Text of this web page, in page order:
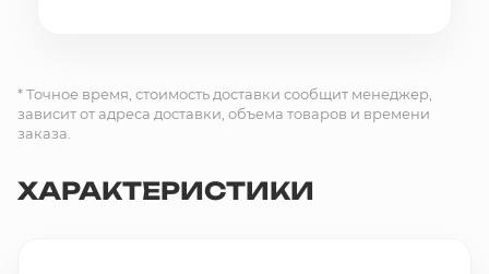
* Точное время, стоимость доставки сообщит менеджер,
зависит от адреса доставки, объема товаров и времени
заказа.
ХАРАКТЕРИСТИКИ